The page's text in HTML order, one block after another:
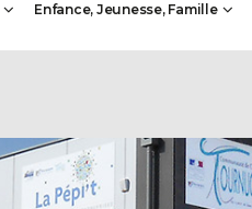
Enfance, Jeunesse, Famille